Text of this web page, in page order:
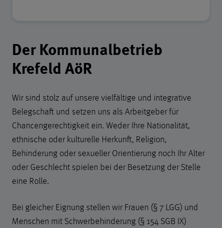
Der Kommunalbetrieb
Krefeld AöR
Wir sind stolz auf unsere vielfältige und integrative
Belegschaft und setzen uns als Arbeitgeber für
Chancengerechtigkeit ein. Weder Ihre Nationalität,
ethnische oder kulturelle Herkunft, Religion,
Behinderung oder sexueller Orientierung noch Ihr Alter
oder Geschlecht spielen bei der Besetzung der Stelle
eine Rolle.
Bei gleicher Eignung stellen wir Frauen (§ 7 LGG) und
Menschen mit Schwerbehinderung (§ 154 SGB IX)